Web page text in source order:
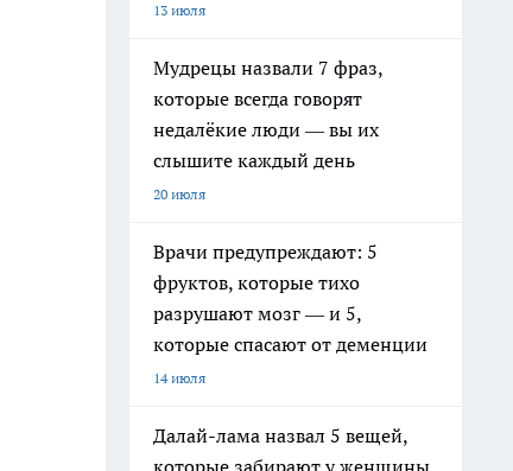
13 июля
Мудрецы назвали 7 фраз,
которые всегда говорят
недалёкие люди — вы их
слышите каждый день
20 июля
Врачи предупреждают: 5
фруктов, которые тихо
разрушают мозг — и 5,
которые спасают от деменции
14 июля
Далай-лама назвал 5 вещей,
которые забирают у женщины